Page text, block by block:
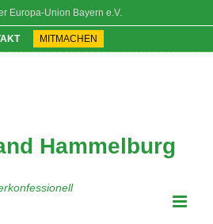
Europa-Union Bayern e.V.
MITMACHEN
Hammelburg